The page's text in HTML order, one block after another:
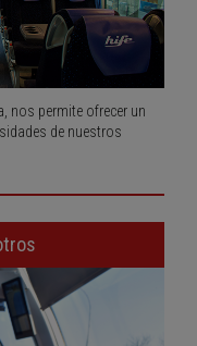
nos permite ofrecer un
de nuestros